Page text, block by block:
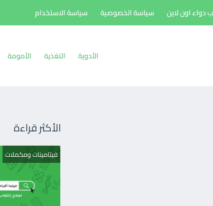
دواء اون لاين سياسة الخصوصية سياسة الاستخدام
الأدوية التغذية الأمومة
الأكثر قراءة
فيتامينات ومكملات